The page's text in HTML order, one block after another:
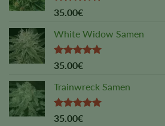
Rated5.00
35.00€
White Widow Samen
Rated5.00
35.00€
Trainwreck Samen
Rated5.00
35.00€